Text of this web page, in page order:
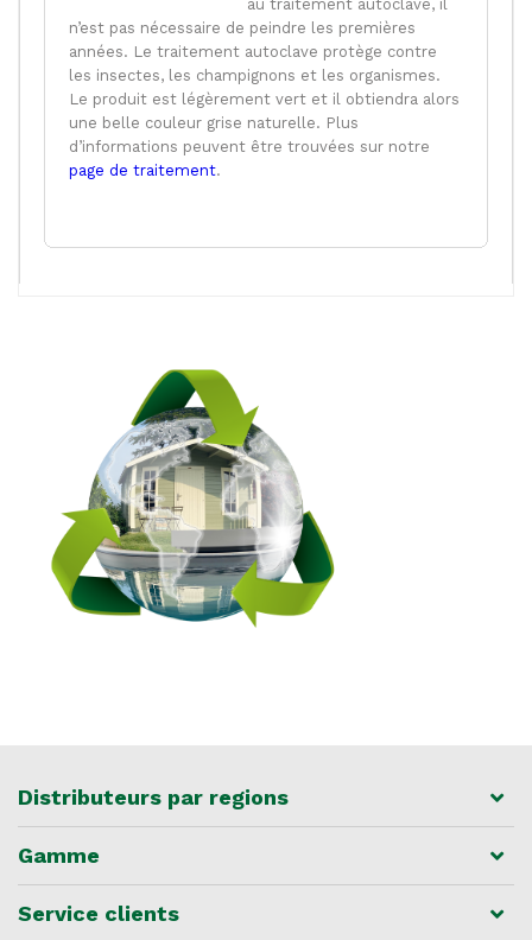
au traitement autoclave, il
n’est pas nécessaire de peindre les premières
années. Le traitement autoclave protège contre
les insectes, les champignons et les organismes.
Le produit est légèrement vert et il obtiendra alors
une belle couleur grise naturelle. Plus
d’informations peuvent être trouvées sur notre
page de traitement.
Distributeurs par regions
Gamme
Service clients